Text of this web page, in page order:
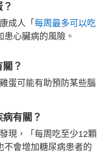
成人「 每周最多可以吃
患心臟病的風險。
？
蛋可能有助預防某些腦
有關？
現，「每周吃至少12顆
不會增加糖尿病患者的